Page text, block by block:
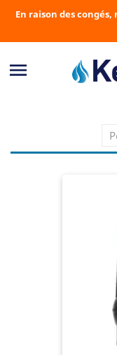
En raison des congés,
